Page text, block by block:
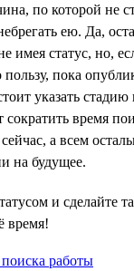
по которой не
ею. Да,
имея статус, но,
пока
указать
время
а всем
на будущее.
и сделайте
время!
поиска работы